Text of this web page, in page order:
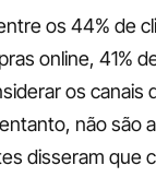
os 44% de
online, 41%
os canais
não são a
disseram que